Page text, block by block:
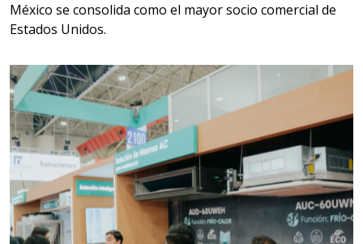
Aplicar al Requerimiento
Empresa en Estado de México
Requiere:
SCRAP
Especificaciones:
Somos Proveedores de GESTION
DE RESIDUOS Y DESTRUCCION
FISCAL
México se consolida como el mayor socio comercial de
Estados Unidos.